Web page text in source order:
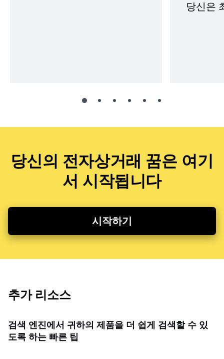
당신은
당신의 전자상거래 꿈은 여기
서 시작됩니다
시작하기
추가 리소스
검색 엔진에서 귀하의 제품을 더 쉽게 검색할 수 있
도록 하는 빠른 팁